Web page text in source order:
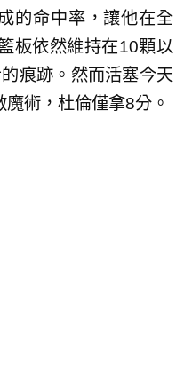
的命中率，讓他在全
板依然維持在10顆以
痕跡。然而活塞今天
術，杜倫僅拿8分。